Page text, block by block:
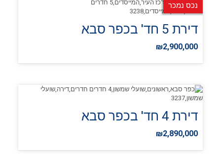
נכס נמכר
דירת 5 חד' בכפר סבא
₪2,900,000
דירת 4 חד' בכפר סבא
₪2,890,000